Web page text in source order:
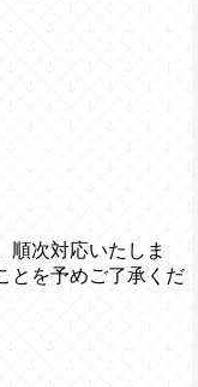
順次対応いたしま
とを予めご了承くだ